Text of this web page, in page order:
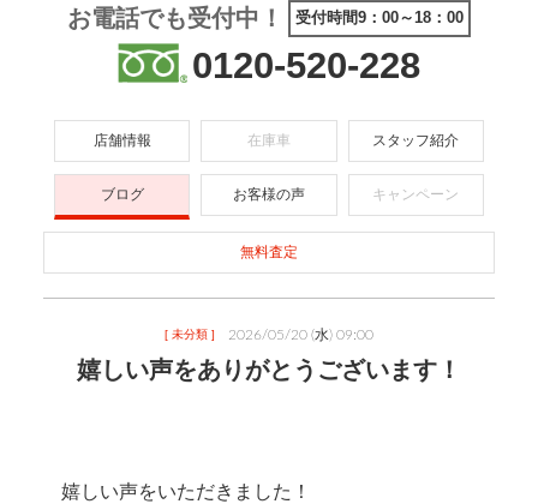
お電話でも受付中！ 受付時間9：00～18：00
0120-520-228
店舗情報 在庫車 スタッフ紹介
ブログ お客様の声 キャンペーン
無料査定
[ 未分類 ] 2026/05/20 (水) 09:00
嬉しい声をありがとうございます！
嬉しい声をいただきました！